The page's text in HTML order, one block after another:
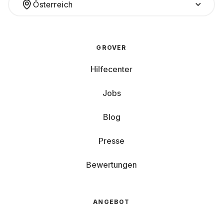
Österreich
GROVER
Hilfecenter
Jobs
Blog
Presse
Bewertungen
ANGEBOT